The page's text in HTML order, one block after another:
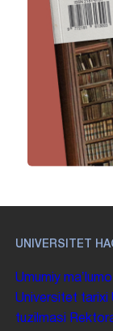
UNIVERSITET
Umumiy
Universitet tarixi
tuzilmasi